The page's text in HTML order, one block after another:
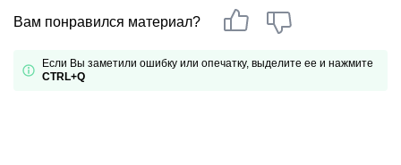
Вам понравился материал?
Если Вы заметили ошибку или опечатку, выделите ее и нажмите
CTRL+Q